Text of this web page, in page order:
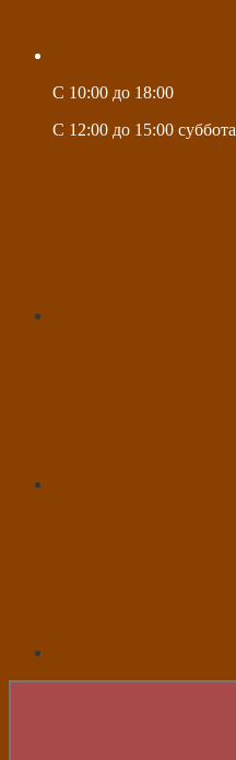
C 10:00 до 18:00
C 12:00 до 15:00 суббота